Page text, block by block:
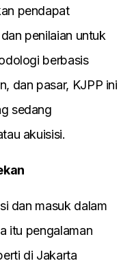
pendapat
penilaian untuk
berbasis
dan pasar, KJPP ini
sedang
akuisisi.
dan masuk dalam
itu pengalaman
di Jakarta